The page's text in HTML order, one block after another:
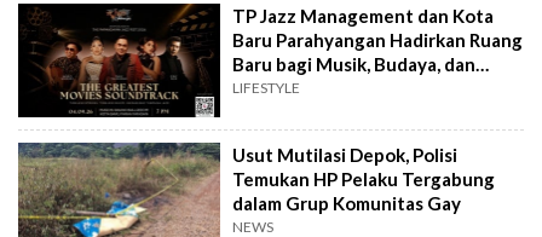
TP Jazz Management dan Kota
Baru Parahyangan Hadirkan Ruang
Baru bagi Musik, Budaya, dan
Komunitas
LIFESTYLE
Usut Mutilasi Depok, Polisi
Temukan HP Pelaku Tergabung
dalam Grup Komunitas Gay
NEWS